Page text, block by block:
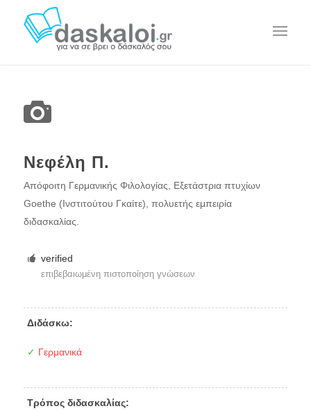
Νεφέλη Π.
Απόφοιτη Γερμανικής Φιλολογίας, Εξετάστρια πτυχίων
Goethe (Ινστιτούτου Γκαίτε), πολυετής εμπειρία
διδασκαλίας.
verified
επιβεβαιωμένη πιστοποίηση γνώσεων
Διδάσκω:
✓ Γερμανικά
Τρόπος διδασκαλίας: